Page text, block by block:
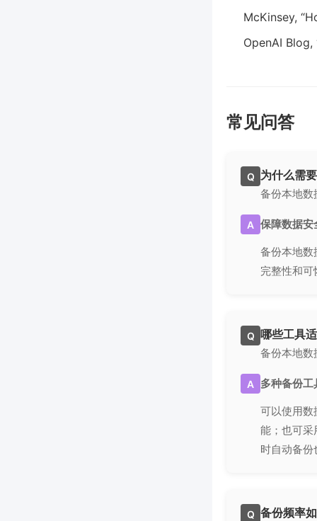
McKinsey,
OpenAI
常见问答
Q 为什么需
备份本地数
A 保障数据安
备份本地数
完整性和
Q 哪些工具
备份本地数
A 多种备份
可以使用
能；也可
时自动备
Q 备份频率